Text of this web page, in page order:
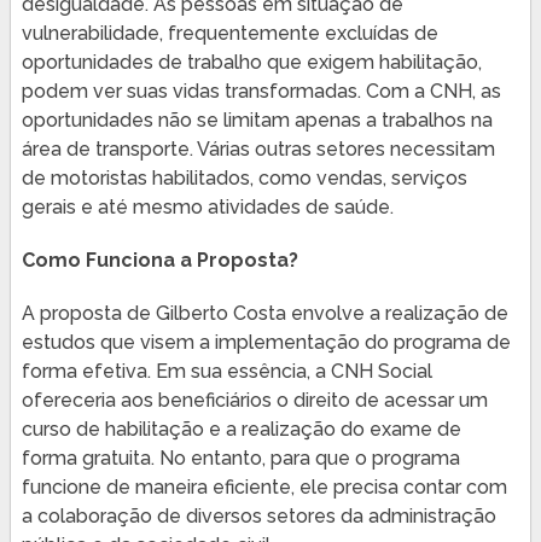
vulnerabilidade, frequentemente excluídas de
oportunidades de trabalho que exigem habilitação,
podem ver suas vidas transformadas. Com a CNH, as
oportunidades não se limitam apenas a trabalhos na
área de transporte. Várias outras setores necessitam
de motoristas habilitados, como vendas, serviços
gerais e até mesmo atividades de saúde.
Como Funciona a Proposta?
A proposta de Gilberto Costa envolve a realização de
estudos que visem a implementação do programa de
forma efetiva. Em sua essência, a CNH Social
ofereceria aos beneficiários o direito de acessar um
curso de habilitação e a realização do exame de
forma gratuita. No entanto, para que o programa
funcione de maneira eficiente, ele precisa contar com
a colaboração de diversos setores da administração